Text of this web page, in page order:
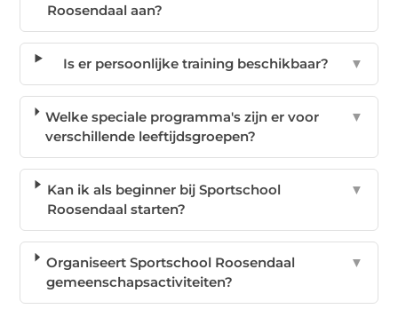
Roosendaal aan?
Is er persoonlijke training beschikbaar? ▼
Welke speciale programma's zijn er voor
verschillende leeftijdsgroepen?
▼
Kan ik als beginner bij Sportschool
Roosendaal starten?
▼
Organiseert Sportschool Roosendaal
gemeenschapsactiviteiten?
▼